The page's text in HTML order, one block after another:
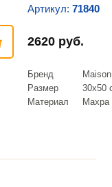
Артикул: 71840
2620 руб.
Бренд
Размер
30х50
Материал
Махра